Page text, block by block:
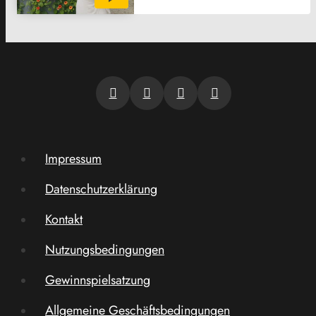
Impressum
Datenschutzerklärung
Kontakt
Nutzungsbedingungen
Gewinnspielsatzung
Allgemeine Geschäftsbedingungen